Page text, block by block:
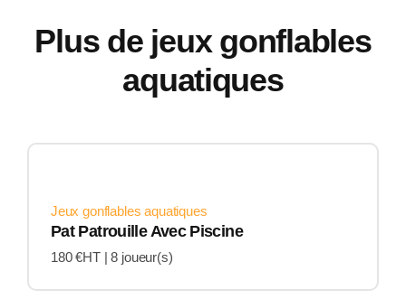
Plus de jeux gonflables
aquatiques
Jeux gonflables aquatiques
Pat Patrouille Avec Piscine
180 €HT | 8 joueur(s)